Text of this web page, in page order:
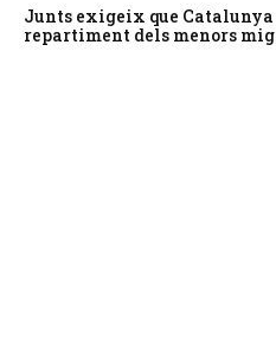
Junts exigeix que Catalunya
repartiment dels menors